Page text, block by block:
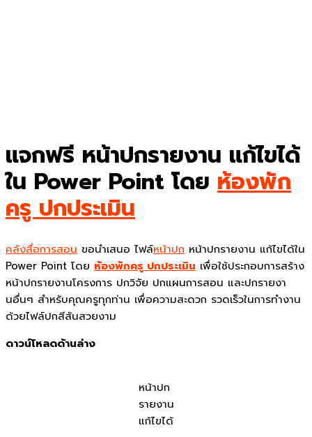
แจกฟรี หน้าปกรายงาน แก้ไขได้
ใน Power Point โดย ห้องพัก
ครู ปกประเมิน
คลังสื่อการสอน ขอนำเสนอ ไฟล์หน้าปก หน้าปกรายงาน แก้ไขได้ใน
Power Point โดย ห้องพักครู ปกประเมิน เพื่อใช้ประกอบการสร้าง
หน้าปกรายงานโครงการ ปกวิจัย ปกแผนการสอน และปกรายงา
นอื่นๆ สำหรับคุณครูทุกท่าน เพื่อความสะดวก รวดเร็วในการทำงาน
ด้วยไฟล์ปกสีสันสวยงาม
ดาวน์โหลดด้านล่าง
หน้าปก
รายงาน
แก้ไขได้